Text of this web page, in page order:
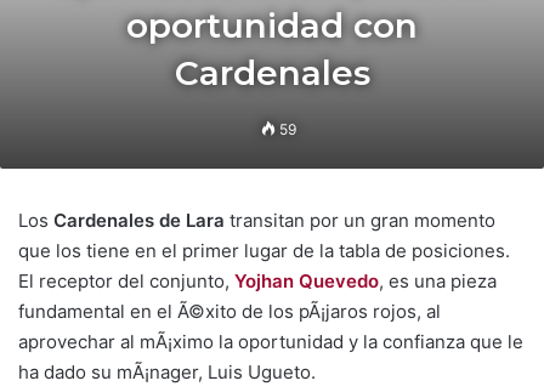
oportunidad con
Cardenales
59
Los Cardenales de Lara transitan por un gran momento
que los tiene en el primer lugar de la tabla de posiciones.
El receptor del conjunto, Yojhan Quevedo, es una pieza
fundamental en el Ã©xito de los pÃ¡jaros rojos, al
aprovechar al mÃ¡ximo la oportunidad y la confianza que le
ha dado su mÃ¡nager, Luis Ugueto.